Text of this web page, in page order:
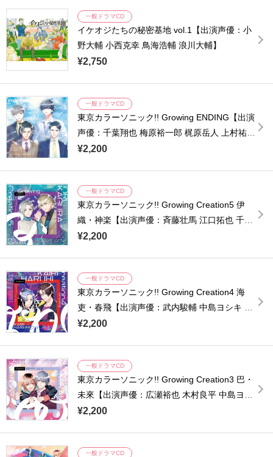
一般ドラマCD
イケオジたちの秘密基地 vol.1【出演声優：小
野大輔 小西克幸 鳥海浩輔 浪川大輔】
¥2,750
一般ドラマCD
東京カラーソニック!! Growing ENDING【出演
声優：千葉翔也 梅原裕一郎 梶原岳人 上村祐翔
広瀬裕也 木村良平 武内駿輔 中島ヨシキ 斉藤壮
¥2,200
一般ドラマCD
東京カラーソニック!! Growing Creation5 伊
織・神楽【出演声優：斉藤壮馬 江口拓也 千葉
翔也 浪川大輔 橘龍丸 小西克幸 諏訪部順一 土
¥2,200
一般ドラマCD
東京カラーソニック!! Growing Creation4 海
吏・春飛【出演声優：武内駿輔 中島ヨシキ 江
口拓也 浪川大輔 橘龍丸 小西克幸 諏訪部順一
¥2,200
一般ドラマCD
東京カラーソニック!! Growing Creation3 巴・
未來【出演声優：広瀬裕也 木村良平 中島ヨシ
キ 浪川大輔 橘龍丸 小西克幸 諏訪部順一 寺島
¥2,200
一般ドラマCD